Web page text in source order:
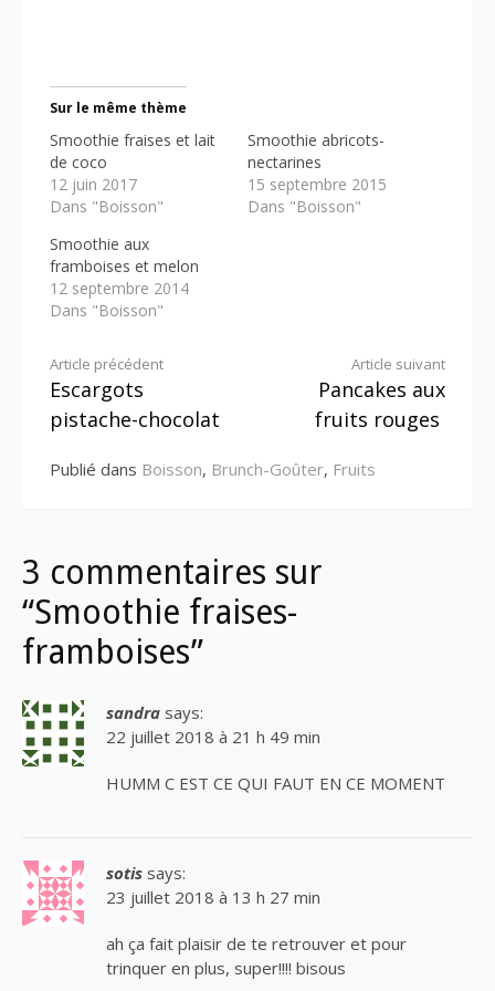
Sur le même thème
Smoothie fraises et lait
de coco
12 juin 2017
Dans "Boisson"
Smoothie abricots-
nectarines
15 septembre 2015
Dans "Boisson"
Smoothie aux
framboises et melon
12 septembre 2014
Dans "Boisson"
Lire
la
Article précédent
Escargots
pistache-chocolat
Article suivant
Pancakes aux
fruits rouges
Publié dans Boisson, Brunch-Goûter, Fruits
3 commentaires sur
“Smoothie fraises-
framboises”
sandra says:
22 juillet 2018 à 21 h 49 min
HUMM C EST CE QUI FAUT EN CE MOMENT
sotis says:
23 juillet 2018 à 13 h 27 min
ah ça fait plaisir de te retrouver et pour
trinquer en plus, super!!!! bisous